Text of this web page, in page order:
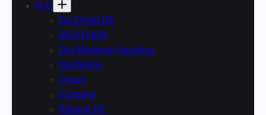
D-G
Da-Direkt DE
DERTOUR
Die Moderne Hausfrau
DocMorris
Dyson
Eismann
Ellesse DE